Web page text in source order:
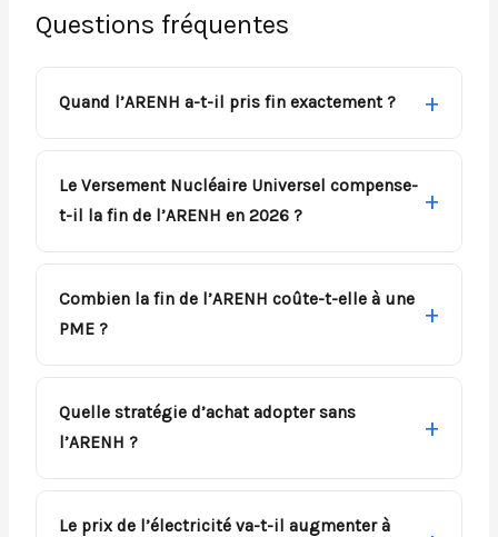
Questions fréquentes
Quand l’ARENH a-t-il pris fin exactement ?
Le Versement Nucléaire Universel compense-
t-il la fin de l’ARENH en 2026 ?
Combien la fin de l’ARENH coûte-t-elle à une
PME ?
Quelle stratégie d’achat adopter sans
l’ARENH ?
Le prix de l’électricité va-t-il augmenter à